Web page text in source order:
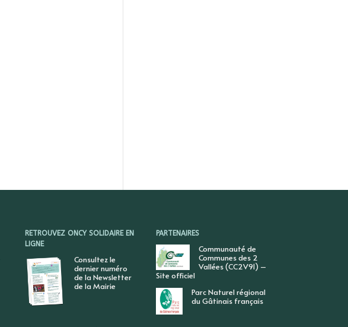
RETROUVEZ ONCY SOLIDAIRE EN
LIGNE
Consultez le
dernier numéro
de la Newsletter
de la Mairie
PARTENAIRES
Communauté de
Communes des 2
Vallées (CC2V91) –
Site officiel
Parc Naturel régional
du Gâtinais français